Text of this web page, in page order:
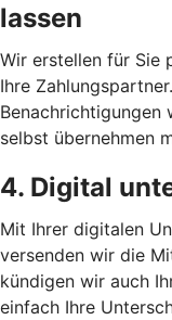
lassen
Wir erstellen für Sie
Ihre
Benachrichtigungen
selbst übernehmen
4. Digital
Mit Ihrer digitalen
versenden wir die
kündigen wir auch
einfach Ihre